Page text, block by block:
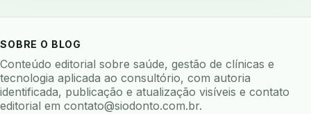
biofeedback biofilme biofilme dental
biofilme linhas agua bioimpedancia
SOBRE O BLOG
Conteúdo editorial sobre saúde, gestão de clínicas e
tecnologia aplicada ao consultório, com autoria
identificada, publicação e atualização visíveis e contato
editorial em contato@siodonto.com.br.